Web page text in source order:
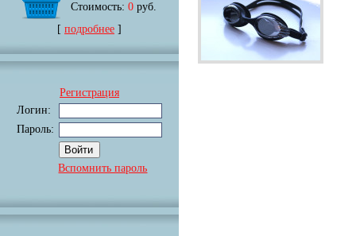
Стоимость:0 руб.
[ подробнее ]
Регистрация
Логин:
Пароль:
Вспомнить пароль